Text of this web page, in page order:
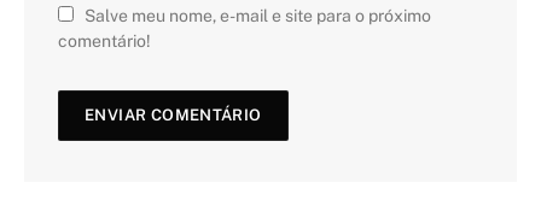
Salve meu nome, e-mail e site para o próximo
comentário!